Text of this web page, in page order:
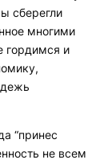
сберегли
многими
гордимся и
“принес
не всем